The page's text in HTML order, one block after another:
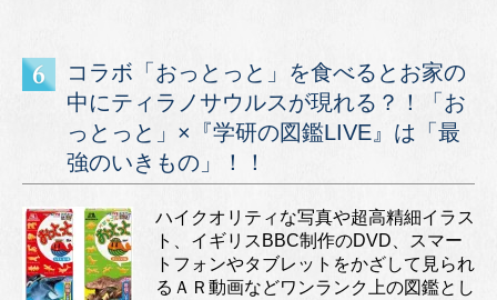
コラボ「おっとっと」を食べるとお家の
中にティラノサウルスが現れる？！「お
っとっと」×『学研の図鑑LIVE』は「最
強のいきもの」！！
ハイクオリティな写真や超高精細イラス
ト、イギリスBBC制作のDVD、スマー
トフォンやタブレットをかざして見られ
るＡＲ動画などワンランク上の図鑑とし